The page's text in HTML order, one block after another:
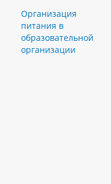
Организация
питания в
образовательной
организации